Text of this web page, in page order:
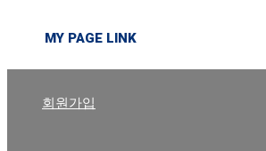
MY PAGE LINK
회원가입